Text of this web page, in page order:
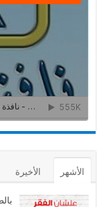
الأشهر الأخيرة